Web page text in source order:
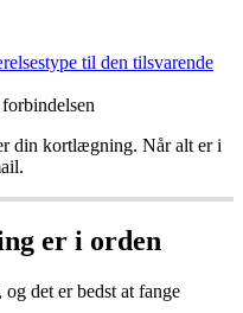
relsestype til den tilsvarende
forbindelsen
din kortlægning. Når alt er i
.
er i orden
og det er bedst at fange